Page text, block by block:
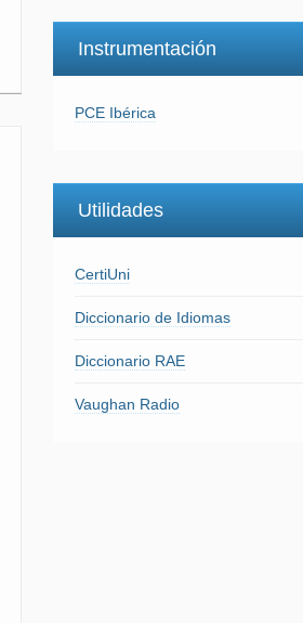
Instrumentación
PCE Ibérica
Utilidades
CertiUni
Diccionario de Idiomas
Diccionario RAE
Vaughan Radio